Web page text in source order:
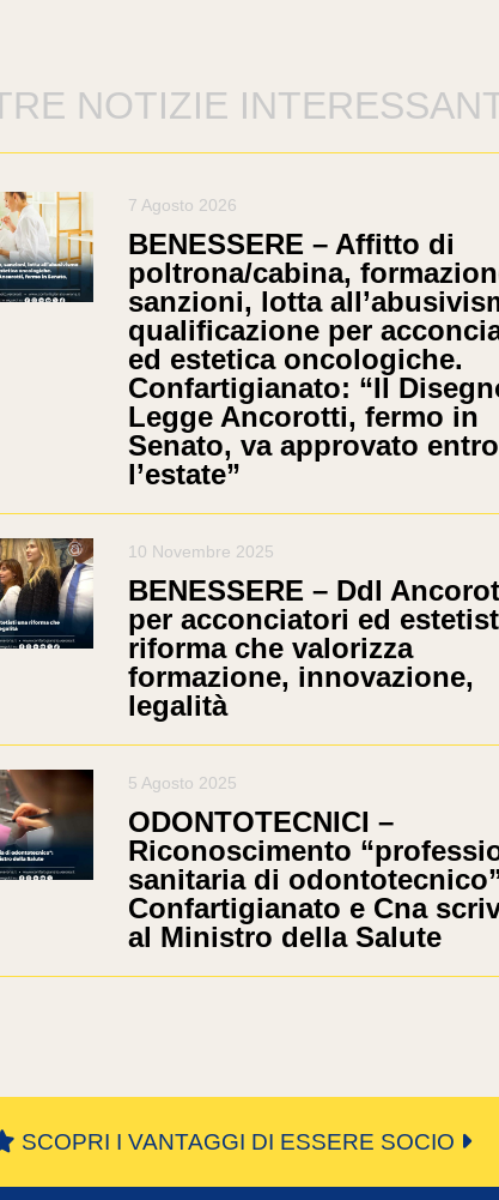
NOTIZIE
7 Agosto 2026
BENESSERE – Affitto di
poltrona/cabina,
sanzioni, lotta
qualificazione per
ed estetica oncologiche.
Confartigianato: “Il
Legge Ancorotti, fermo in
Senato, va approvato entro
l’estate”
10 Novembre 2025
BENESSERE – Ddl
per acconciatori ed
riforma che valorizza
formazione, innovazione,
legalità
5 Agosto 2025
ODONTOTECNICI –
Riconoscimento
sanitaria di
Confartigianato e Cna
al Ministro della Salute
SCOPRI I VANTAGGI DI ESSERE SOCIO